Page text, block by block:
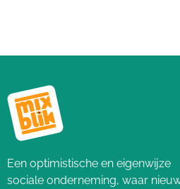
Een optimistische en eigenwijze
sociale onderneming, waar